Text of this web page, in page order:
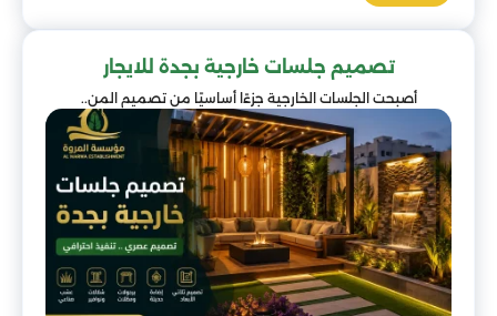
تصميم جلسات خارجية بجدة للايجار
أصبحت الجلسات الخارجية جزءًا أساسيًا من تصميم المن..